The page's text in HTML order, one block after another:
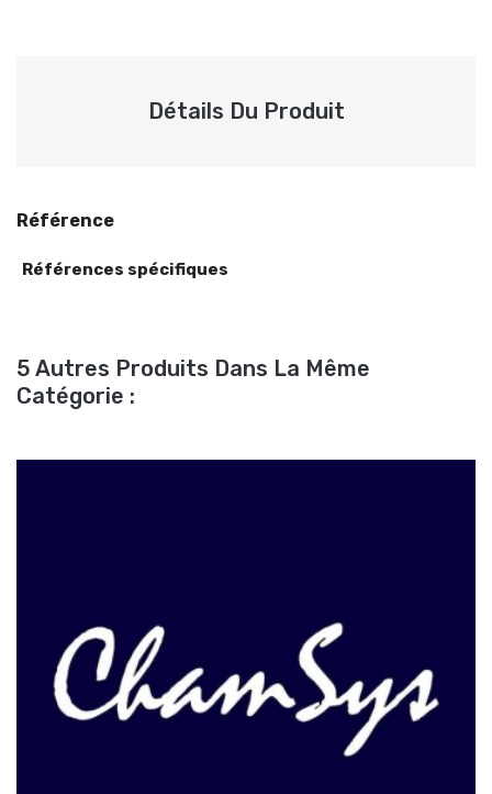
Détails Du Produit
Référence
Références spécifiques
5 Autres Produits Dans La Même
Catégorie :